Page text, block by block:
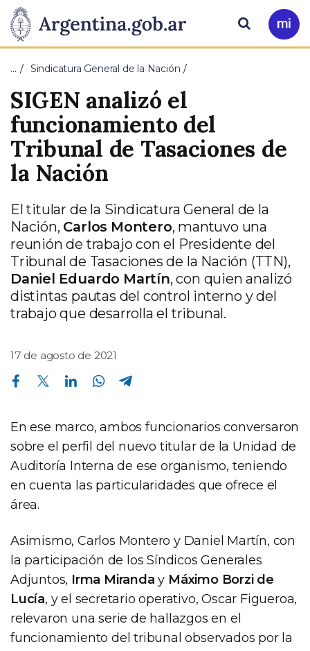
Presidencia
de
la
Nación
Pasar al contenido principal
Ir
a
Buscar
… Sindicatura General de la Nación
SIGEN analizó el
funcionamiento del
Tribunal de Tasaciones de
la Nación
El titular de la Sindicatura General de la
Nación, Carlos Montero, mantuvo una
reunión de trabajo con el Presidente del
Tribunal de Tasaciones de la Nación (TTN),
Daniel Eduardo Martín, con quien analizó
distintas pautas del control interno y del
trabajo que desarrolla el tribunal.
17 de agosto de 2021
Compartir en Facebook Compartir en Twitter Compartir en Linkedin Compartir en Whatsapp
En ese marco, ambos funcionarios conversaron
sobre el perfil del nuevo titular de la Unidad de
Auditoría Interna de ese organismo, teniendo
en cuenta las particularidades que ofrece el
área.
Asimismo, Carlos Montero y Daniel Martín, con
la participación de los Síndicos Generales
Adjuntos, Irma Miranda y Máximo Borzi de
Lucía, y el secretario operativo, Oscar Figueroa,
relevaron una serie de hallazgos en el
funcionamiento del tribunal observados por la